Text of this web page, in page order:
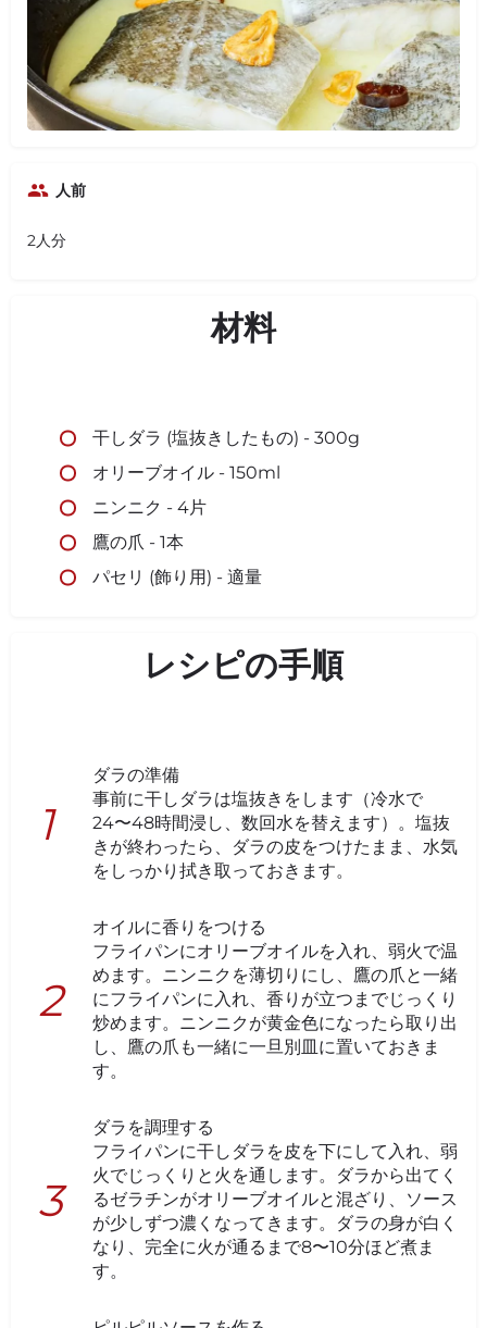
人前
2人分
材料
干しダラ (塩抜きしたもの) - 300g
オリーブオイル - 150ml
ニンニク - 4片
鷹の爪 - 1本
パセリ (飾り用) - 適量
レシピの手順
ダラの準備
事前に干しダラは塩抜きをします（冷水で
24〜48時間浸し、数回水を替えます）。塩抜
きが終わったら、ダラの皮をつけたまま、水気
をしっかり拭き取っておきます。
オイルに香りをつける
フライパンにオリーブオイルを入れ、弱火で温
めます。ニンニクを薄切りにし、鷹の爪と一緒
にフライパンに入れ、香りが立つまでじっくり
炒めます。ニンニクが黄金色になったら取り出
し、鷹の爪も一緒に一旦別皿に置いておきま
す。
ダラを調理する
フライパンに干しダラを皮を下にして入れ、弱
火でじっくりと火を通します。ダラから出てく
るゼラチンがオリーブオイルと混ざり、ソース
が少しずつ濃くなってきます。ダラの身が白く
なり、完全に火が通るまで8〜10分ほど煮ま
す。